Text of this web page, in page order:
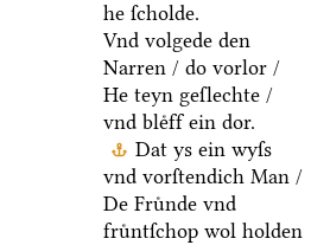
he ſcholde.
Vnd volgede den
Narren / do vorlor /
He teyn geſlechte /
vnd bleͤff ein dor.
Dat ys ein wyſs
vnd vorſtendich Man /
De Fruͤnde vnd
fruͤntſchop wol holden